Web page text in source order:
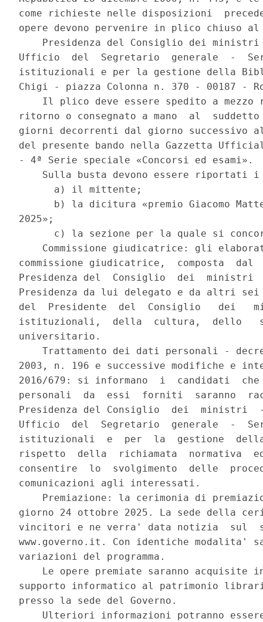
come richieste nelle disposizioni
opere devono pervenire in plico chiuso
Presidenza del Consiglio dei
Ufficio  del  Segretario  generale  -
istituzionali e per la gestione della
Chigi - piazza Colonna n. 370 - 00187 -
Il plico deve essere spedito a mezzo
ritorno o consegnato a mano  al
giorni decorrenti dal giorno successivo
del presente bando nella Gazzetta
- 4ª Serie speciale «Concorsi ed esami».
Sulla busta devono essere riportati
      a) il mittente;
b) la dicitura «premio Giacomo
2025»;
c) la sezione per la quale si
Commissione giudicatrice: gli
commissione giudicatrice,  composta
Presidenza del  Consiglio  dei
Presidenza da lui delegato e da altri sei
del  Presidente  del  Consiglio   dei
istituzionali,  della  cultura,  dello
universitario.
Trattamento dei dati personali -
2003, n. 196 e successive modifiche e
2016/679: si informano  i  candidati
personali  da  essi  forniti  saranno
Presidenza del Consiglio  dei  ministri
Ufficio  del  Segretario  generale  -
istituzionali  e  per  la  gestione
rispetto  della  richiamata  normativa
consentire  lo  svolgimento  delle
comunicazioni agli interessati.
Premiazione: la cerimonia di
giorno 24 ottobre 2025. La sede della
vincitori e ne verra' data notizia  sul
www.governo.it. Con identiche modalita'
variazioni del programma.
Le opere premiate saranno acquisite
supporto informatico al patrimonio
presso la sede del Governo.
Ulteriori informazioni potranno